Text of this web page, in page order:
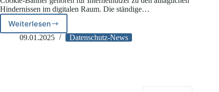
Hindernissen im digitalen Raum. Die ständige…
WeiterlesenBundesrat:
Gesetz
09.01.2025 Datenschutz-News